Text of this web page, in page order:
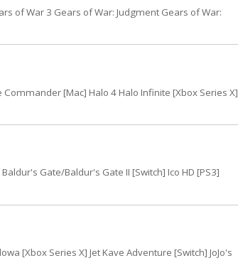
of War 3 Gears of War: Judgment Gears of War:
[Mac] Halo 4 Halo Infinite [Xbox Series X]
Gate/Baldur's Gate II [Switch] Ico HD [PS3]
[Xbox Series X] Jet Kave Adventure [Switch] JoJo's